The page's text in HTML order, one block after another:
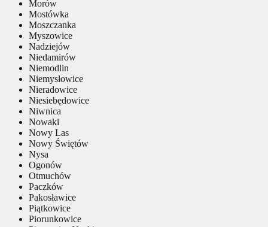
Morów
Mostówka
Moszczanka
Myszowice
Nadziejów
Niedamirów
Niemodlin
Niemysłowice
Nieradowice
Niesiebędowice
Niwnica
Nowaki
Nowy Las
Nowy Świętów
Nysa
Ogonów
Otmuchów
Paczków
Pakosławice
Piątkowice
Piorunkowice